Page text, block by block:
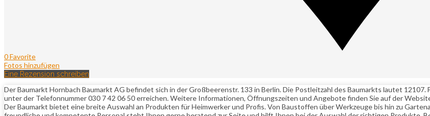
0 Favorite
Fotos hinzufügen
Eine Rezension schreiben
Der Baumarkt Hornbach Baumarkt AG befindet sich in der Großbeerenstr. 133 in Berlin. Die Postleitzahl des Baumarkts lautet
unter der Telefonnummer 030 7 42 06 50 erreichen. Weitere Informationen, Öffnungszeiten und Angebote finden Sie auf der
Der Baumarkt bietet eine breite Auswahl an Produkten für Heimwerker und Profis. Von Baustoffen über Werkzeuge bis hin zu